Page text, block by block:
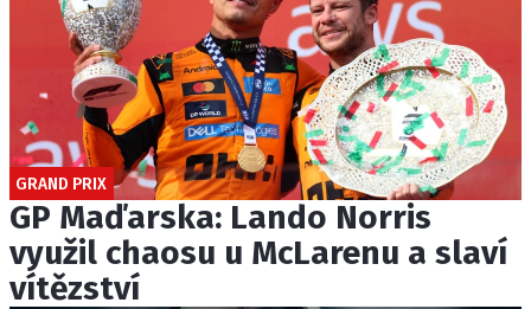
GRAND PRIX
GP Maďarska: Lando Norris
využil chaosu u McLarenu a slaví
vítězství